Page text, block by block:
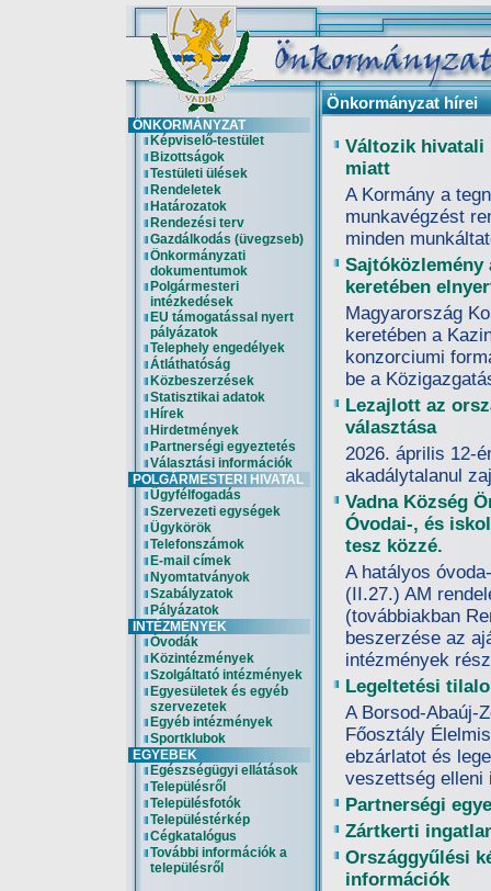
Önkormányzat hírei
ÖNKORMÁNYZAT
Képviselő-testület
Bizottságok
Testületi ülések
Rendeletek
Határozatok
Rendezési terv
Gazdálkodás (üvegzseb)
Önkormányzati
dokumentumok
Polgármesteri
intézkedések
EU támogatással nyert
pályázatok
Telephely engedélyek
Átláthatóság
Közbeszerzések
Statisztikai adatok
Hírek
Hirdetmények
Partnerségi egyeztetés
Választási információk
POLGÁRMESTERI HIVATAL
Ügyfélfogadás
Szervezeti egységek
Ügykörök
Telefonszámok
E-mail címek
Nyomtatványok
Szabályzatok
Pályázatok
INTÉZMÉNYEK
Óvodák
Közintézmények
Szolgáltató intézmények
Egyesületek és egyéb
szervezetek
Egyéb intézmények
Sportklubok
EGYEBEK
Egészségügyi ellátások
Településről
Településfotók
Településtérkép
Cégkatalógus
További információk a
településről
Változik hivatali
miatt
A Kormány a
munkavégzést
minden
Sajtóközlemény
keretében
Magyarország
keretében a
konzorciumi
be a
Lezajlott az
választása
2026. április 12-
akadálytalanul
Vadna Község
Óvodai-, és
tesz közzé.
A hatályos
(II.27.) AM
(továbbiakban
beszerzése az
intézmények
Legeltetési
A Borsod-Abaúj-
Főosztály
ebzárlatot és
veszettség elleni
Partnerségi
Zártkerti
Országgyűlési
információk